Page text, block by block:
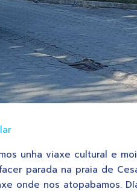
unha viaxe cultural e
parada na praia de
onde nos atopabamos.